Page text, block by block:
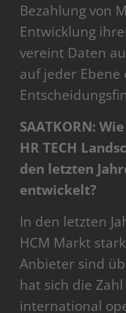
Bezahlung von
Entwicklung
vereint Daten
auf jeder Ebene
SAATKORN:
HR TECH
den letzten
entwickelt?
In den letzten
HCM Markt
Anbieter sind
hat sich die
international